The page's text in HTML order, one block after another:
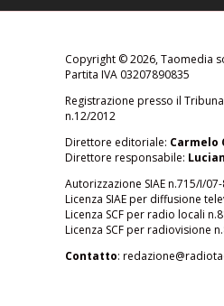
Copyright © 2026, Taomedia
Partita IVA 03207890835
Registrazione presso il
n.12/2012
Direttore editoriale: Carmelo
Direttore responsabile:
Autorizzazione SIAE n.715/I/07-
Licenza SIAE per diffusione
Licenza SCF per radio locali
Licenza SCF per radiovisione
Contatto: